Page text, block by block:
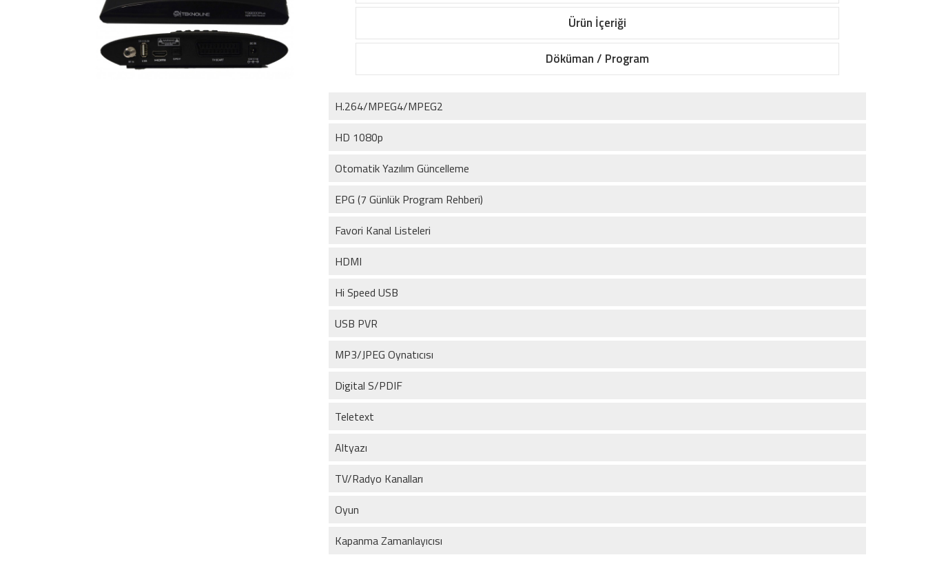
Ürün İçeriği
Döküman / Program
H.264/MPEG4/MPEG2
HD 1080p
Otomatik Yazılım Güncelleme
EPG (7 Günlük Program Rehberi)
Favori Kanal Listeleri
HDMI
Hi Speed USB
USB PVR
MP3/JPEG Oynatıcısı
Digital S/PDIF
Teletext
Altyazı
TV/Radyo Kanalları
Oyun
Kapanma Zamanlayıcısı